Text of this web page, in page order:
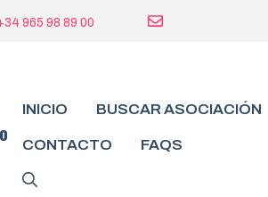
965 98 89 00
INICIO BUSCAR ASOCIACIÓN
CONTACTO FAQS